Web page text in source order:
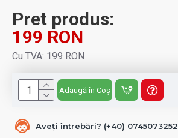
Aveți întrebări? (+40) 0745073252
Pret produs:
199 RON
Cu TVA: 199 RON
Adaugă în Coș